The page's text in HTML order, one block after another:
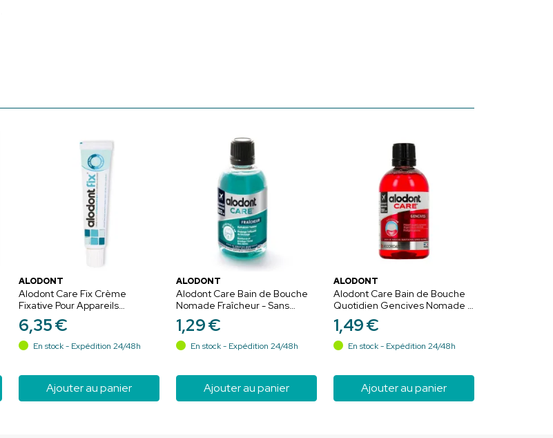
ALODONT
Alodont Care Fix Crème
Fixative Pour Appareils
Dentaires - 50g
6,35€
En stock - Expédition 24/48h
Ajouter au panier
ALODONT
Alodont Care Bain de Bouche
Nomade Fraîcheur - Sans
Alcool - 100 ml
1,29€
En stock - Expédition 24/48h
Ajouter au panier
ALODONT
Alodont Care Bain de Bouche
Quotidien Gencives Nomade -
Sans Alcool - 100ml
1,49€
En stock - Expédition 24/48h
Ajouter au panier